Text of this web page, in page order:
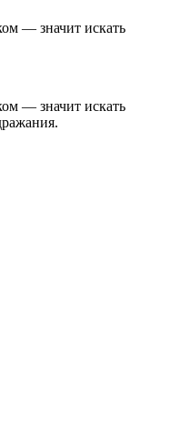
— значит искать
— значит искать